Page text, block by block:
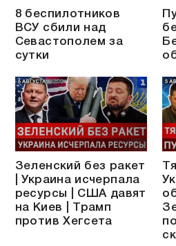
8 беспилотников
ВСУ сбили над
Севастополем за
сутки
Зеленский без ракет
| Украина исчерпала
ресурсы | США давят
на Киев | Трамп
против Хегсета